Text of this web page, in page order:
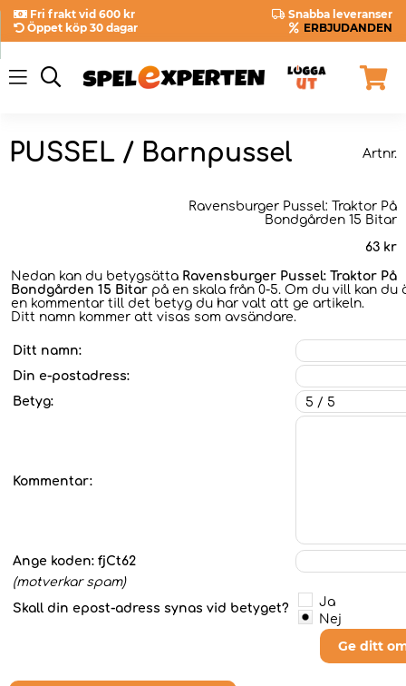
Fri frakt vid 600 kr
Snabba leveranser
Öppet köp 30 dagar
ERBJUDANDEN
PUSSEL / Barnpussel Artnr.
Ravensburger Pussel: Traktor På
Bondgården 15 Bitar
63 kr
Nedan kan du betygsätta Ravensburger Pussel: Traktor På
Bondgården 15 Bitar på en skala från 0-5. Om du vill kan du
en kommentar till det betyg du har valt att ge artikeln.
Ditt namn kommer att visas som avsändare.
Ditt namn:
Din e-postadress:
Betyg:
Kommentar:
Ange koden: fjCt62
(motverkar spam)
Skall din epost-adress synas vid betyget?
Ja
Nej
Ge ditt